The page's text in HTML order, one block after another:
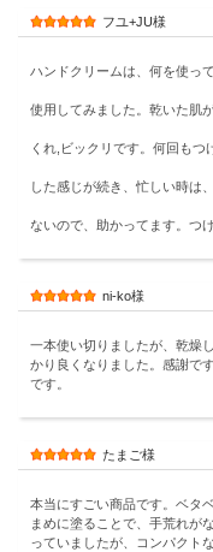
フユ+JU様
ハンドクリームは、何を使っ
使用してみました。乾いた肌
くれ,ビックリです。何回もつ
した感じが続き、忙しい時は
ないので、助かってます。つ
ni-ko様
一本使い切りましたが、乾燥
かり良くなりました。感謝で
です。
たまご様
本当にすごい商品です。ベタ
まめに塗ることで、手荒れが
っていましたが、コンパクト